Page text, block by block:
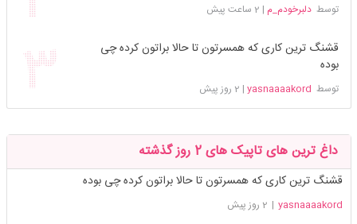
توسطدلبرخودم_م | 2 ساعت پیش
قشنگ ترین کاری که همسرتون تا حالا براتون کرده چی
بوده
توسط yasnaaaakord
| 2 روز پیش
داغ ترین های تاپیک های 2 روز گذشته
قشنگ ترین کاری که همسرتون تا حالا براتون کرده چی بوده
yasnaaaakord
| 2 روز پیش